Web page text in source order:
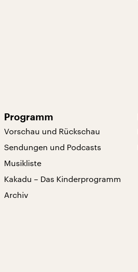
Programm
Vorschau und Rückschau
Sendungen und Podcasts
Musikliste
Kakadu – Das Kinderprogramm
Archiv